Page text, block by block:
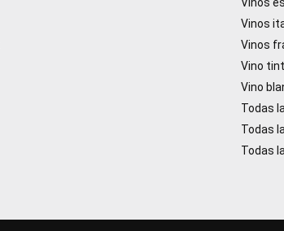
Vinos
Vinos
Vino
Vino
Todas
Todas
Todas